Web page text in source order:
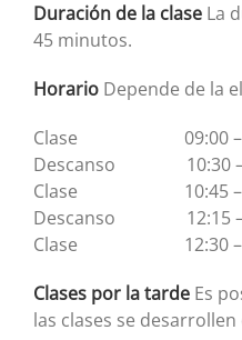
Duración de la clase La
45 minutos.
Horario Depende de la
Clase 09:00 –
Descanso 10:30 –
Clase 10:45 –
Descanso 12:15 –
Clase 12:30 –
Clases por la tarde Es
las clases se